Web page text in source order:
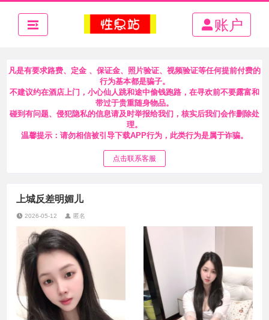
账户
凡是有要求路费、定金 、保证金、照片验证、视频验证等任何提前付费的
行为基本都是骗子。
不建议约在酒店上门，小心仙人跳和途中偷钱跑路，在寻欢前不要露富和
带过于贵重随身物品。
碰到有问题、侵犯隐私的信息请及时举报给我们，核实后我们会作删除处
理。
温馨提示：请勿相信被引导下载APP行为，此类行为是属于诈骗。
点击联系客服
上城反差明媚儿
2026-05-12 匿名